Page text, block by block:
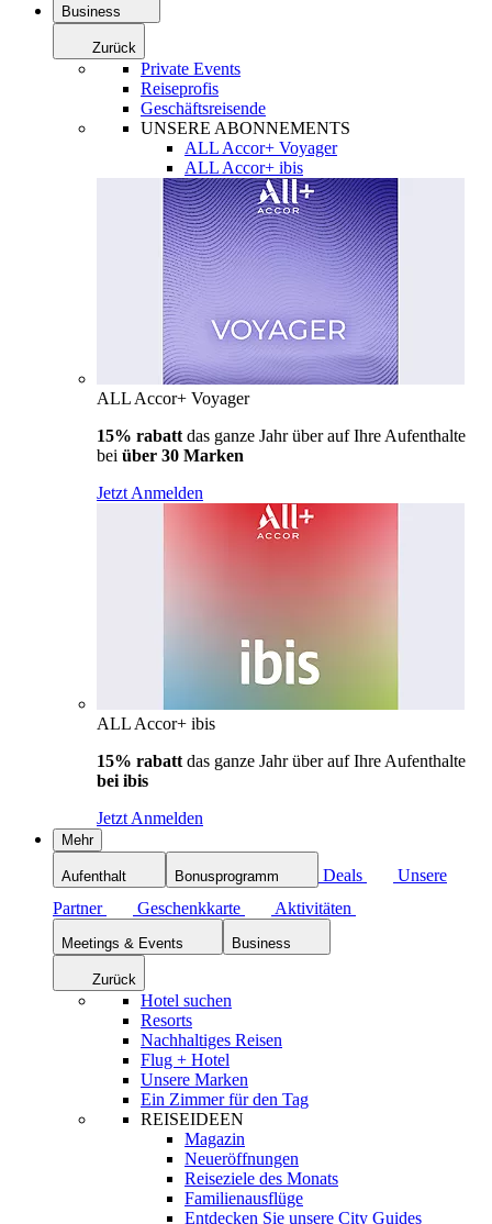
Business
Zurück
Private Events
Reiseprofis
Geschäftsreisende
UNSERE ABONNEMENTS
ALL Accor+ Voyager
ALL Accor+ ibis
ALL Accor+ Voyager
15% rabatt das ganze Jahr über auf Ihre Aufenthalte
bei über 30 Marken
Jetzt Anmelden
ALL Accor+ ibis
15% rabatt das ganze Jahr über auf Ihre Aufenthalte
bei ibis
Jetzt Anmelden
Mehr
Aufenthalt Bonusprogramm Deals
Unsere
Partner
Geschenkkarte Aktivitäten
Meetings & Events Business
Zurück
Hotel suchen
Resorts
Nachhaltiges Reisen
Flug + Hotel
Unsere Marken
Ein Zimmer für den Tag
REISEIDEEN
Magazin
Neueröffnungen
Reiseziele des Monats
Familienausflüge
Entdecken Sie unsere City Guides